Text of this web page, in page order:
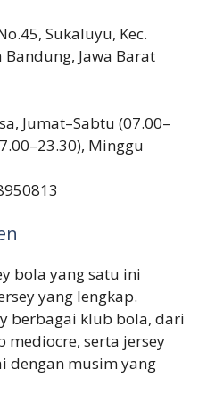
Sukaluyu, Kec.
Jawa Barat
Jumat–Sabtu (07.00–
Minggu
bola yang satu ini
yang lengkap.
berbagai klub bola, dari
mediocre, serta jersey
dengan musim yang